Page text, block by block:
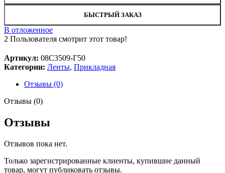
БЫСТРЫЙ ЗАКАЗ
В отложенное
2 Пользователя смотрит этот товар!
Артикул: 08С3509-Г50
Категории: Ленты, Прикладная
Отзывы (0)
Отзывы (0)
Отзывы
Отзывов пока нет.
Только зарегистрированные клиенты, купившие данный
товар, могут публиковать отзывы.